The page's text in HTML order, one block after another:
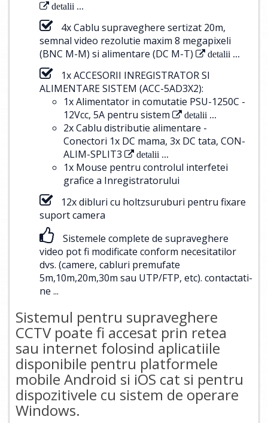
detalii ...
4x Cablu supraveghere sertizat 20m,
semnal video rezolutie maxim 8 megapixeli
(BNC M-M) si alimentare (DC M-T)
detalii ...
1x ACCESORII INREGISTRATOR SI
ALIMENTARE SISTEM (ACC-5AD3X2):
1x Alimentator in comutatie PSU-1250C -
12Vcc, 5A pentru sistem
detalii ...
2x Cablu distributie alimentare -
Conectori 1x DC mama, 3x DC tata, CON-
ALIM-SPLIT3
detalii ...
1x Mouse pentru controlul interfetei
grafice a Inregistratorului
12x dibluri cu holtzsuruburi pentru fixare
suport camera
Sistemele complete de supraveghere
video pot fi modificate conform necesitatilor
dvs. (camere, cabluri premufate
5m,10m,20m,30m sau UTP/FTP, etc). contactati-
ne ...
Sistemul pentru supraveghere
CCTV poate fi accesat prin retea
sau internet folosind aplicatiile
disponibile pentru platformele
mobile Android si iOS cat si pentru
dispozitivele cu sistem de operare
Windows.